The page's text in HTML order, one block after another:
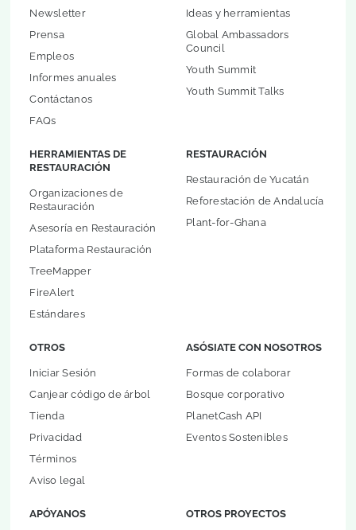
Newsletter
Prensa
Empleos
Informes anuales
Contáctanos
FAQs
Ideas y herramientas
Global Ambassadors
Council
Youth Summit
Youth Summit Talks
HERRAMIENTAS DE
RESTAURACIÓN
Organizaciones de
Restauración
Asesoría en Restauración
Plataforma Restauración
TreeMapper
FireAlert
Estándares
RESTAURACIÓN
Restauración de Yucatán
Reforestación de Andalucía
Plant-for-Ghana
OTROS
Iniciar Sesión
Canjear código de árbol
Tienda
Privacidad
Términos
Aviso legal
ASÓSIATE CON NOSOTROS
Formas de colaborar
Bosque corporativo
PlanetCash API
Eventos Sostenibles
APÓYANOS OTROS PROYECTOS